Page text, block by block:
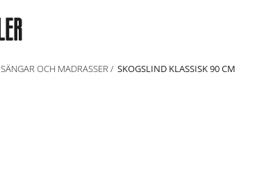
SÄNGAR OCH MADRASSER SKOGSLIND KLASSISK 90 CM